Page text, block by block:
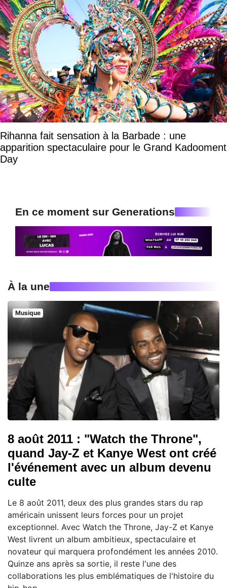
Rihanna fait sensation à la Barbade : une
apparition spectaculaire pour le Grand Kadooment
Day
En ce moment sur Generations
À la une
Musique
8 août 2011 : "Watch the Throne",
quand Jay-Z et Kanye West ont créé
l'événement avec un album devenu
culte
Le 8 août 2011, deux des plus grandes stars du rap
américain unissent leurs forces pour un projet
exceptionnel. Avec Watch the Throne, Jay-Z et Kanye
West livrent un album ambitieux, spectaculaire et
novateur qui marquera profondément les années 2010.
Quinze ans après sa sortie, il reste l'une des
collaborations les plus emblématiques de l'histoire du